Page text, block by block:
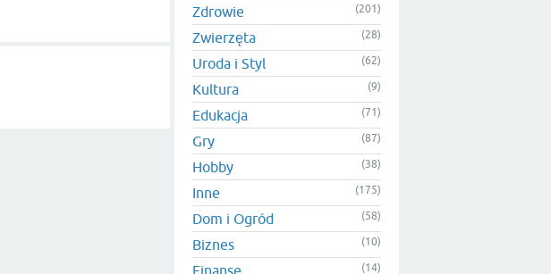
Zdrowie (201)
Zwierzęta (28)
Uroda i Styl (62)
Kultura (9)
Edukacja (71)
Gry (87)
Hobby (38)
Inne (175)
Dom i Ogród (58)
Biznes (10)
Finanse (14)